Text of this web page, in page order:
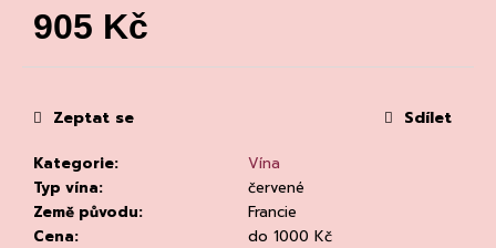
905 Kč
cena:
Kategorie:
Vína
Typ vína:
červené
Země původu:
Francie
Cena:
do 1000 Kč
Zeptat se Sdílet
o
u
e
m
e